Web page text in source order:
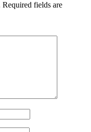
Required fields are